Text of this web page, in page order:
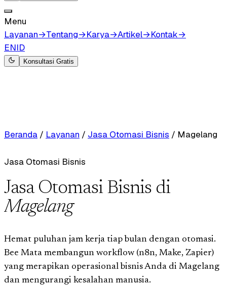
Menu
Layanan→Tentang→Karya→Artikel→Kontak→
ENID
Konsultasi Gratis
Beranda / Layanan / Jasa Otomasi Bisnis / Magelang
Jasa Otomasi Bisnis
Jasa Otomasi Bisnis di
Magelang
Hemat puluhan jam kerja tiap bulan dengan otomasi.
Bee Mata membangun workflow (n8n, Make, Zapier)
yang merapikan operasional bisnis Anda di Magelang
dan mengurangi kesalahan manusia.